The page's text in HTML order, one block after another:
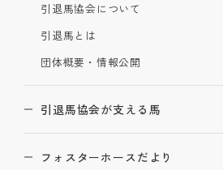
引退馬協会について
引退馬とは
団体概要・情報公開
引退馬協会が支える馬
フォスターホースだより